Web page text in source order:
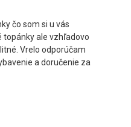
čo som si u vás
topánky ale vzhľadovo
Vrelo odporúčam
a doručenie za